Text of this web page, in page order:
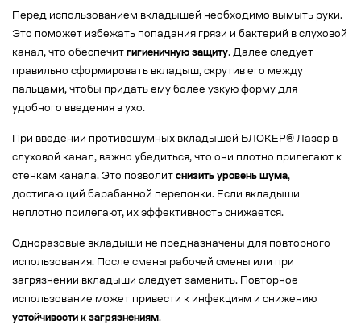
Перед использованием вкладышей необходимо вымыть руки.
Это поможет избежать попадания грязи и бактерий в слуховой
канал, что обеспечит гигиеничную защиту. Далее следует
правильно сформировать вкладыш, скрутив его между
пальцами, чтобы придать ему более узкую форму для
удобного введения в ухо.
При введении противошумных вкладышей БЛОКЕР® Лазер в
слуховой канал, важно убедиться, что они плотно прилегают к
стенкам канала. Это позволит снизить уровень шума,
достигающий барабанной перепонки. Если вкладыши
неплотно прилегают, их эффективность снижается.
Одноразовые вкладыши не предназначены для повторного
использования. После смены рабочей смены или при
загрязнении вкладыши следует заменить. Повторное
использование может привести к инфекциям и снижению
устойчивости к загрязнениям.